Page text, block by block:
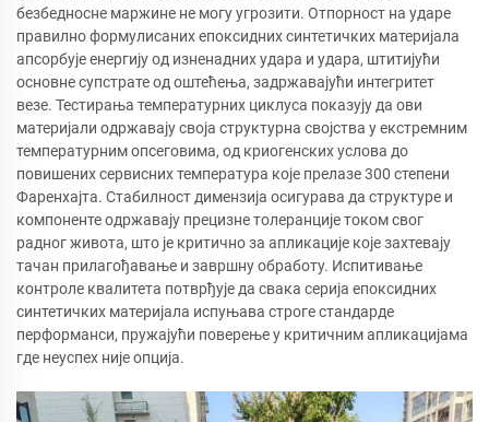
безбедносне маржине не могу угрозити. Отпорност на ударе
правилно формулисаних епоксидних синтетичких материјала
апсорбује енергију од изненадних удара и удара, штитијући
основне супстрате од оштећења, задржавајући интегритет
везе. Тестирања температурних циклуса показују да ови
материјали одржавају своја структурна својства у екстремним
температурним опсеговима, од криогенских услова до
повишених сервисних температура које прелазе 300 степени
Фаренхајта. Стабилност димензија осигурава да структуре и
компоненте одржавају прецизне толеранције током свог
радног живота, што је критично за апликације које захтевају
тачан прилагођавање и завршну обработу. Испитивање
контроле квалитета потврђује да свака серија епоксидних
синтетичких материјала испуњава строге стандарде
перформанси, пружајући поверење у критичним апликацијама
где неуспех није опција.